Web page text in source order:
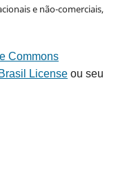
e não-comerciais,
Commons
Licenseou seu